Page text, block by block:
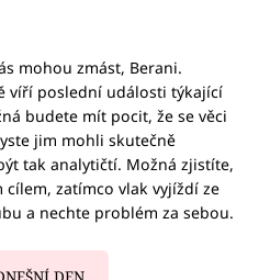
mohou zmást, Berani.
víří poslední události týkající
budete mít pocit, že se věci
jim mohli skutečně
tak analytičtí. Možná zjistíte,
cílem, zatímco vlak vyjíždí ze
a nechte problém za sebou.